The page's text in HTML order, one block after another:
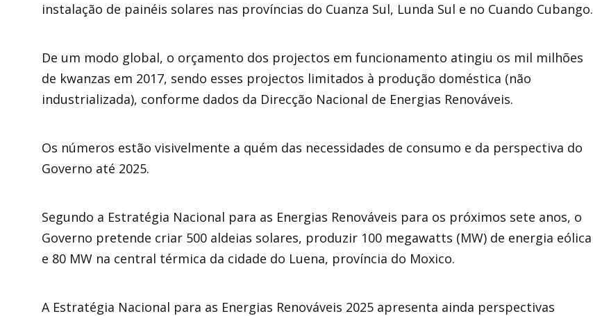
instalação de painéis solares nas províncias do Cuanza Sul, Lunda Sul e no Cuando Cubango.
De um modo global, o orçamento dos projectos em funcionamento atingiu os mil milhões
de kwanzas em 2017, sendo esses projectos limitados à produção doméstica (não
industrializada), conforme dados da Direcção Nacional de Energias Renováveis.
Os números estão visivelmente a quém das necessidades de consumo e da perspectiva do
Governo até 2025.
Segundo a Estratégia Nacional para as Energias Renováveis para os próximos sete anos, o
Governo pretende criar 500 aldeias solares, produzir 100 megawatts (MW) de energia eólica
e 80 MW na central térmica da cidade do Luena, província do Moxico.
A Estratégia Nacional para as Energias Renováveis 2025 apresenta ainda perspectivas